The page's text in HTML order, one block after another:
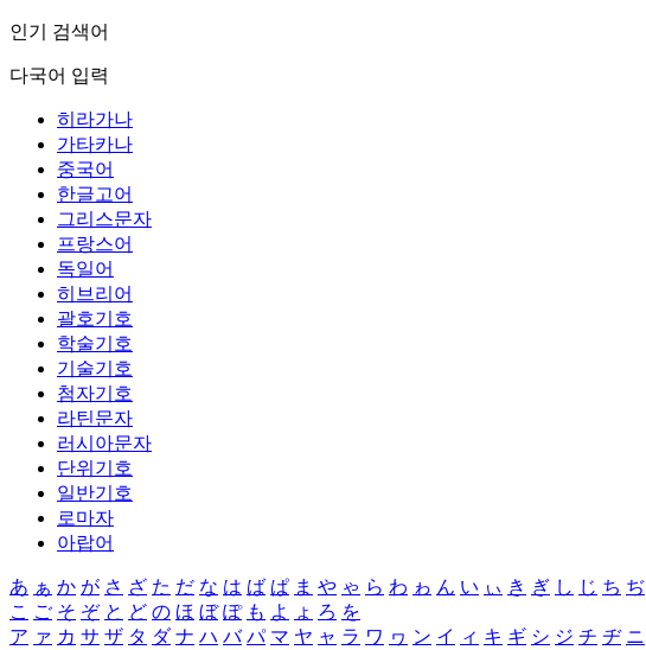
인기 검색어
다국어 입력
히라가나
가타카나
중국어
한글고어
그리스문자
프랑스어
독일어
히브리어
괄호기호
학술기호
기술기호
첨자기호
라틴문자
러시아문자
단위기호
일반기호
로마자
아랍어
あ ぁ か が さ ざ た だ な は ば ぱ ま や ゃ ら わ ゎ ん い ぃ き ぎ し じ ち ぢ
こ ご そ ぞ と ど の ほ ぼ ぽ も よ ょ ろ を
ア ァ カ サ ザ タ ダ ナ ハ バ パ マ ヤ ャ ラ ワ ヮ ン イ ィ キ ギ シ ジ チ ヂ ニ